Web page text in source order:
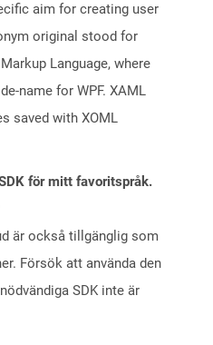
aim for creating user
original stood for
Language, where
name for WPF. XAML
saved with XOML
för mitt favoritspråk.
är också tillgänglig som
Försök att använda den
SDK inte är